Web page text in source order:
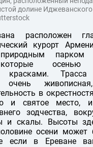
долине
расположен
курорт
парком
осенью
красками.
очень
в
и святое место,
зодчества,
и скалы. Высоты
осени может
если в Ереване